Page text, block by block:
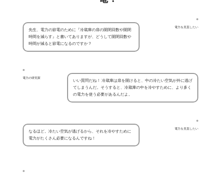
電力を見直したい
先生、電力の節電のために『冷蔵庫の扉の開閉回数や開閉
時間を減らす』と書いてありますが、どうして開閉回数や
時間が減ると節電になるのですか？
電力の研究家
いい質問だね！ 冷蔵庫は扉を開けると、中の冷たい空気が外に逃げ
てしまうんだ。そうすると、冷蔵庫の中を冷やすために、より多く
の電力を使う必要があるんだよ。
電力を見直したい
なるほど。冷たい空気が逃げるから、それを冷やすために
電力がたくさん必要になるんですね！